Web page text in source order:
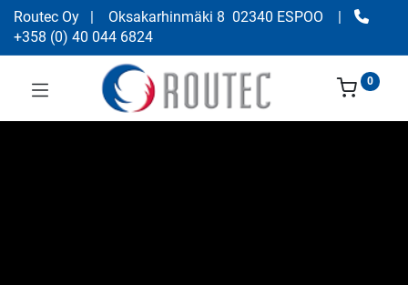
Routec Oy | Oksakarhinmäki 8 02340 ESPOO
|
+358 (0) 40 044 6824
0